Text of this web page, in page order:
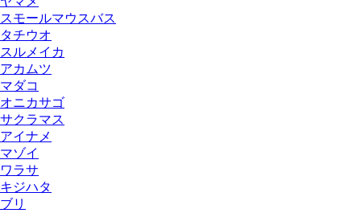
スモールマウスバス
タチウオ
スルメイカ
アカムツ
マダコ
オニカサゴ
サクラマス
アイナメ
マゾイ
ワラサ
キジハタ
ブリ